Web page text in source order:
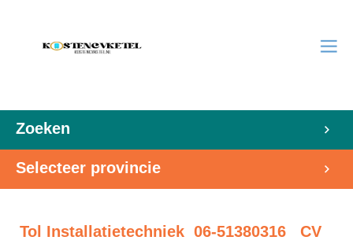
Zoeken
Selecteer provincie
Tol Installatietechniek 06-51380316 CV